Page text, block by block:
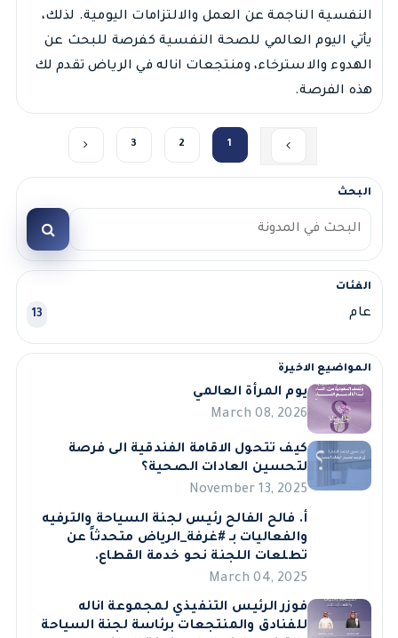
النفسية الناجمة عن العمل والالتزامات اليومية. لذلك،
يأتي اليوم العالمي للصحة النفسية كفرصة للبحث عن
الهدوء والاسترخاء، ومنتجعات اناله في الرياض تقدم لك
هذه الفرصة.
1
2
3
البحث
الفئات
عام 13
المواضيع الاخيرة
يوم المرأة العالمي
March 08, 2026
كيف تتحول الاقامة الفندقية الى فرصة
لتحسين العادات الصحية؟
November 13, 2025
أ. فالح الفالح رئيس لجنة السياحة والترفيه
والفعاليات بـ #غرفة_الرياض متحدثاً عن
تطلعات اللجنة نحو خدمة القطاع.
March 04, 2025
فوزر الرئيس التنفيذي لمجموعة اناله
للفنادق والمنتجعات برئاسة لجنة السياحة